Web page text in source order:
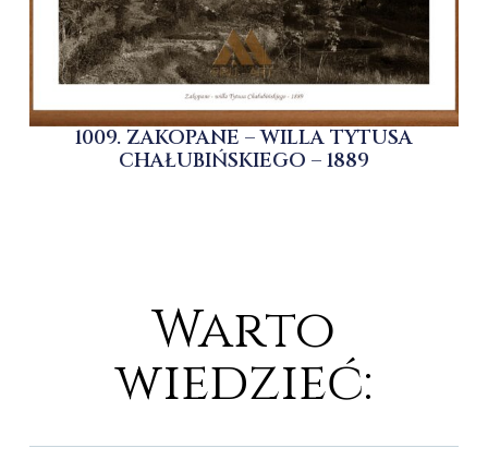
1009. ZAKOPANE – WILLA TYTUSA
CHAŁUBIŃSKIEGO – 1889
Warto
wiedzieć: